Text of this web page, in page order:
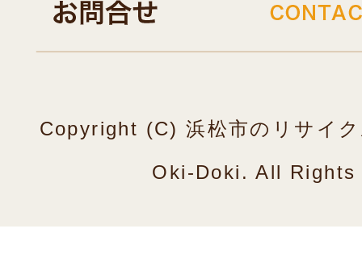
Copyright (C) 浜松市のリサイ
Oki-Doki. All Rights